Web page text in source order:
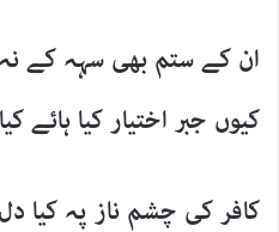
ان کے ستم بھی سہہ کے
کیوں جبر اختیار کیا ہائے
کافر کی چشم ناز پہ کیا